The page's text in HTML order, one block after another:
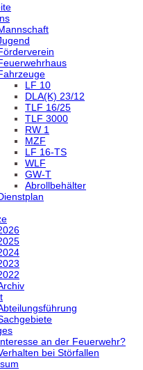
LF 10
DLA(K) 23/12
TLF 16/25
TLF 3000
RW 1
MZF
LF 16-TS
WLF
GW-T
Abrollbehälter
an der Feuerwehr?
bei Störfallen